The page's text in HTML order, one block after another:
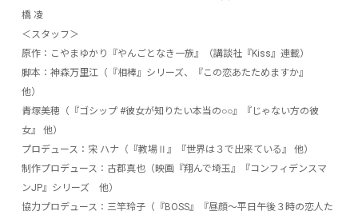
橋 凌
＜スタッフ＞
原作：こやまゆかり『やんごとなき一族』（講談社『Kiss』連載）
脚本：神森万里江（『相棒』シリーズ、『この恋あたためますか』
他）
青塚美穂（『ゴシップ #彼女が知りたい本当の○○』『じゃない方の彼
女』 他）
プロデュース：宋 ハナ（『教場Ⅱ』『世界は３で出来ている』 他）
制作プロデュース：古郡真也（映画『翔んで埼玉』『コンフィデンスマ
ンJP』シリーズ 他）
協力プロデュース：三竿玲子（『BOSS』『昼顔～平日午後３時の恋人た